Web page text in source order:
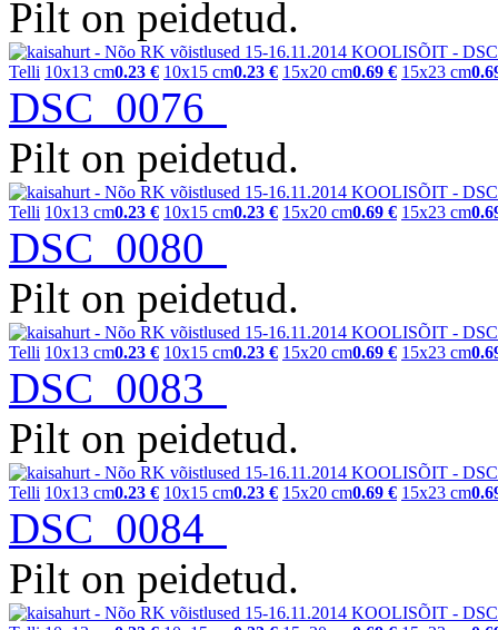
Pilt on peidetud.
Telli 10x13 cm0.23 € 10x15 cm0.23 € 15x20 cm0.69 € 15x23 cm
DSC_0076
Pilt on peidetud.
Telli 10x13 cm0.23 € 10x15 cm0.23 € 15x20 cm0.69 € 15x23 cm
DSC_0080
Pilt on peidetud.
Telli 10x13 cm0.23 € 10x15 cm0.23 € 15x20 cm0.69 € 15x23 cm
DSC_0083
Pilt on peidetud.
Telli 10x13 cm0.23 € 10x15 cm0.23 € 15x20 cm0.69 € 15x23 cm
DSC_0084
Pilt on peidetud.